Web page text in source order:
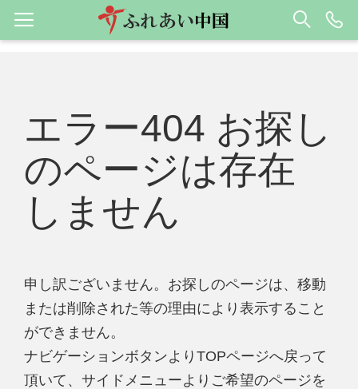
エラー404 お探し
のページは存在
しません
申し訳ございません。お探しのページは、移動
または削除された等の理由により表示すること
ができません。
ナビゲーションボタンよりTOPページへ戻って
頂いて、サイドメニューよりご希望のページを